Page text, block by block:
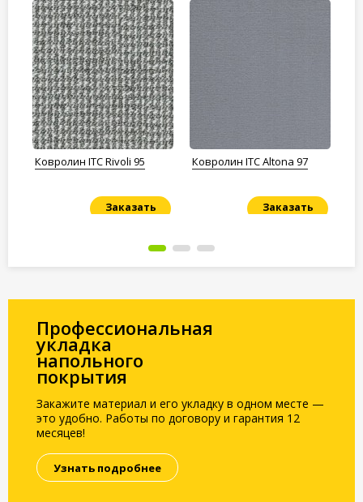
Ковролин ITC Rivoli 95
Заказать
Ковролин ITC Altona 97
Заказать
Профессиональная
укладка
напольного
покрытия
Закажите материал и его укладку в одном месте —
это удобно. Работы по договору и гарантия 12
месяцев!
Узнать подробнее